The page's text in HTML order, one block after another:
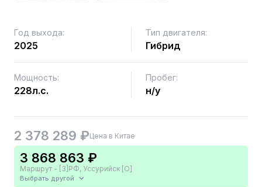
Год выхода:
2025
Тип двигателя:
Гибрид
Мощность:
228л.с.
Пробег:
н/у
2 378 289 ₽Цена в Китае
3 868 863 ₽
Маршрут - [3]РФ, Уссурийск [О]
Выбрать другой